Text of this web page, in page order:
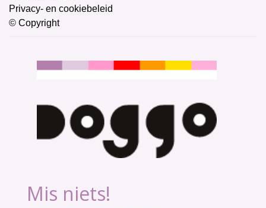
Privacy- en cookiebeleid
© Copyright
Mis niets!